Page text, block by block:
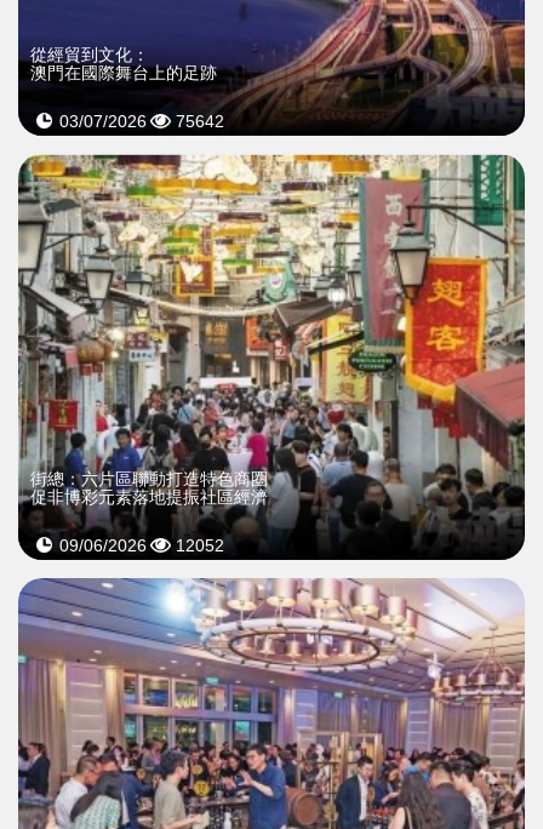
從經貿到文化：
澳門在國際舞台上的足跡
03/07/2026 75642
街總：六片區聯動打造特色商圈
促非博彩元素落地提振社區經濟
09/06/2026 12052
>